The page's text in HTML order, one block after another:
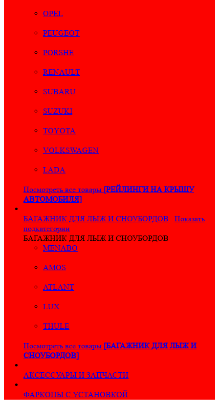
OPEL
PEUGEOT
PORSHE
RENAULT
SUBARU
SUZUKI
TOYOTA
VOLKSWAGEN
LADA
Посмотреть все товары [РЕЙЛИНГИ НА КРЫШУ
АВТОМОБИЛЯ]
БАГАЖНИК ДЛЯ ЛЫЖ И СНОУБОРДОВ
Показать
подкатегории
БАГАЖНИК ДЛЯ ЛЫЖ И СНОУБОРДОВ
MENABO
AMOS
ATLANT
LUX
THULE
Посмотреть все товары [БАГАЖНИК ДЛЯ ЛЫЖ И
СНОУБОРДОВ]
АКСЕССУАРЫ И ЗАПЧАСТИ
ФАРКОПЫ С УСТАНОВКОЙ